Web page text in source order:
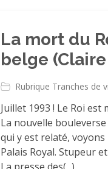
La mort du
belge (Claire
Rubrique Tranches de
Juillet 1993 ! Le Roi
La nouvelle
qui y est relaté,
Palais Royal. Stupeur